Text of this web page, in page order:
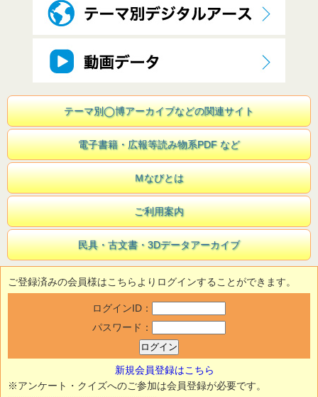
テーマ別◯博アーカイブなどの関連サイト
電子書籍・広報等読み物系PDF など
Ｍなびとは
ご利用案内
民具・古文書・3Dデータアーカイブ
ご登録済みの会員様はこちらよりログインすることができます。
ログインID：
パスワード：
新規会員登録はこちら
※アンケート・クイズへのご参加は会員登録が必要です。